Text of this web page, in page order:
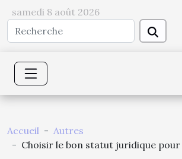
samedi 8 août 2026
Accueil
Autres
Choisir le bon statut juridique